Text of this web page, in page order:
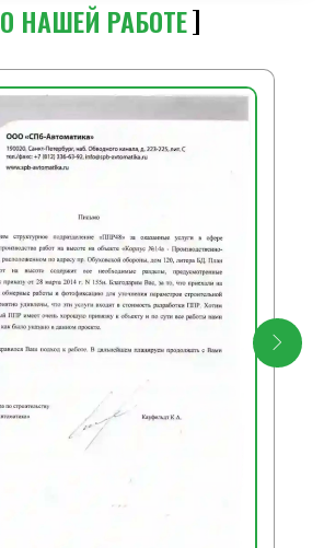
О НАШЕЙ РАБОТЕ